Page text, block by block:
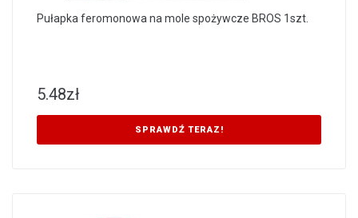
Pułapka feromonowa na mole spożywcze BROS 1szt.
5.48zł
SPRAWDŹ TERAZ!